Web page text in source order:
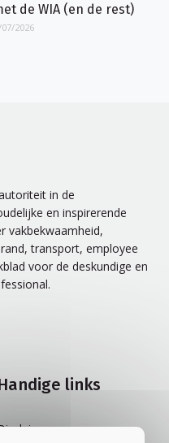
de WIA (en de rest)
2026
in de
en inspirerende
vakbekwaamheid,
transport, employee
voor de deskundige en
links